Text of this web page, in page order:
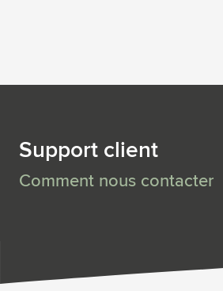
Support client
Comment nous contacter